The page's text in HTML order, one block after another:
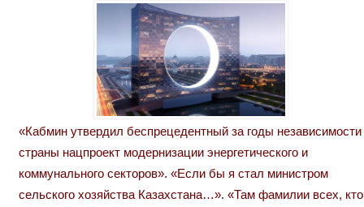
«Кабмин утвердил беспрецедентный за годы независимости
страны нацпроект модернизации энергетического и
коммунального секторов». «Если бы я стал министром
сельского хозяйства Казахстана…». «Там фамилии всех, кто